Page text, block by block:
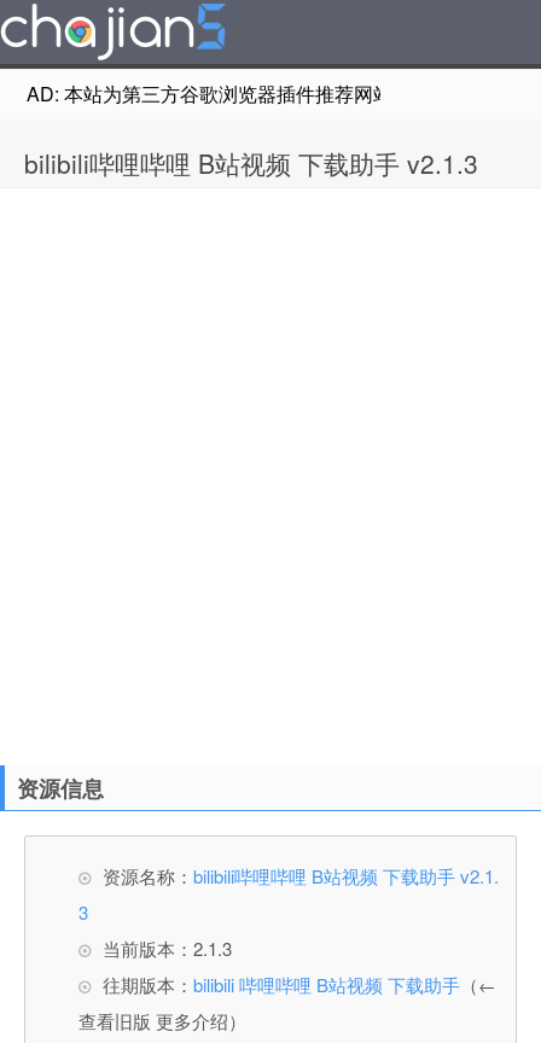
AD: 本站为第三方谷歌浏览器插件推荐网站，非Google
bilibili哔哩哔哩 B站视频 下载助手 v2.1.3
资源信息
资源名称： bilibili哔哩哔哩 B站视频 下载助手 v2.1.
3
当前版本：2.1.3
往期版本： bilibili 哔哩哔哩 B站视频 下载助手 （←
查看旧版 更多介绍）